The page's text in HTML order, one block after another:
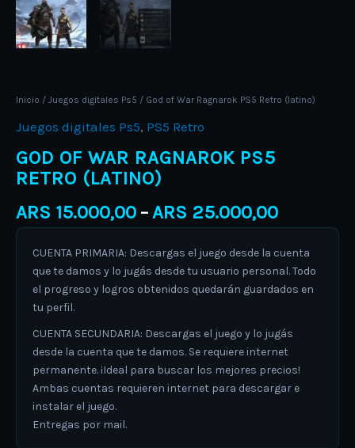
Inicio / Juegos digitales Ps5 / God of War Ragnarok PS5 Retro (latino)
Juegos digitales Ps5, PS5 Retro
GOD OF WAR RAGNAROK PS5
RETRO (LATINO)
ARS 15.000,00 –ARS 25.000,00
CUENTA PRIMARIA: Descargas el juego desde la cuenta
que te damos y lo jugás desde tu usuario personal. Todo
el progreso y logros obtenidos quedarán guardados en
tu perfil.
CUENTA SECUNDARIA: Descargas el juego y lo jugás
desde la cuenta que te damos. Se requiere internet
permanente. ¡Ideal para buscar los mejores precios!
Ambas cuentas requieren internet para descargar e
instalar el juego.
Entregas por mail.